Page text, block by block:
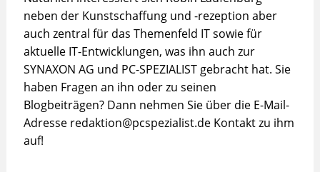
neben der Kunstschaffung und -rezeption aber
auch zentral für das Themenfeld IT sowie für
aktuelle IT-Entwicklungen, was ihn auch zur
SYNAXON AG und PC-SPEZIALIST gebracht hat. Sie
haben Fragen an ihn oder zu seinen
Blogbeiträgen? Dann nehmen Sie über die E-Mail-
Adresse redaktion@pcspezialist.de Kontakt zu ihm
auf!